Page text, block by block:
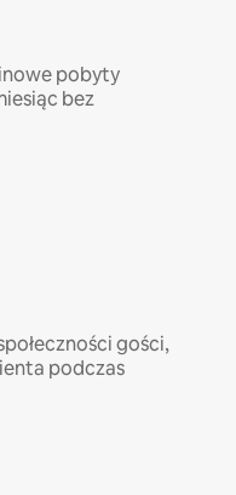
pobyty
bez
gości,
podczas